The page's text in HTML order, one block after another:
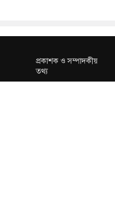
প্রকাশক ও সম্পাদকীয়
তথ্য